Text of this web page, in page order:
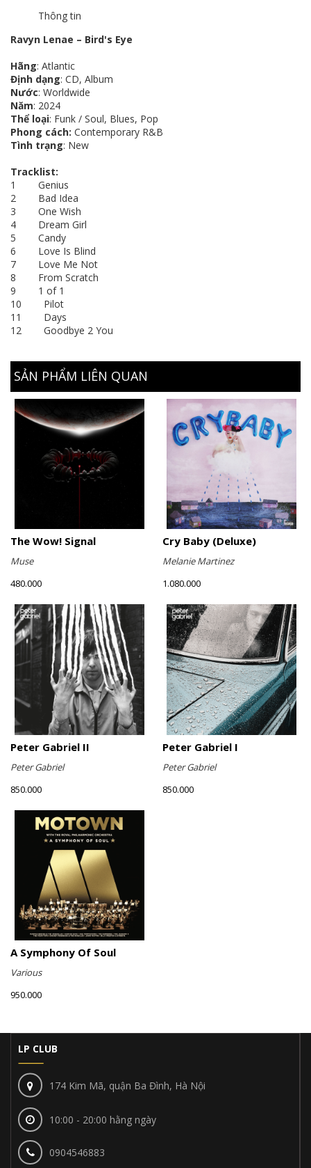
Thông tin
Ravyn Lenae – Bird's Eye
Hãng: Atlantic
Định dạng: CD, Album
Nước: Worldwide
Năm: 2024
Thể loại: Funk / Soul, Blues, Pop
Phong cách: Contemporary R&B
Tình trạng: New
Tracklist:
1 Genius
2 Bad Idea
3 One Wish
4 Dream Girl
5 Candy
6 Love Is Blind
7 Love Me Not
8 From Scratch
9 1 of 1
10 Pilot
11 Days
12 Goodbye 2 You
SẢN PHẨM LIÊN QUAN
The Wow! Signal
Muse
480.000
Cry Baby (Deluxe)
Melanie Martinez
1.080.000
Peter Gabriel II
Peter Gabriel
850.000
Peter Gabriel I
Peter Gabriel
850.000
A Symphony Of Soul
Various
950.000
LP CLUB
174 Kim Mã, quận Ba Đình, Hà Nội
10:00 - 20:00 hằng ngày
0904546883